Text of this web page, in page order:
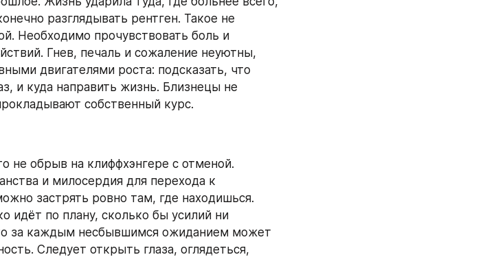
разглядывать рентген. Такое не
Необходимо прочувствовать боль и
Гнев, печаль и сожаление неуютны,
двигателями роста: подсказать, что
и куда направить жизнь. Близнецы не
собственный курс.
не обрыв на клиффхэнгере с отменой.
и милосердия для перехода к
застрять ровно там, где находишься.
идёт по плану, сколько бы усилий ни
за каждым несбывшимся ожиданием может
Следует открыть глаза, оглядеться,